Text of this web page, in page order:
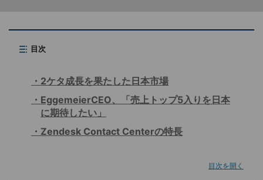
目次
2ケタ成長を果たした日本市場
EggemeierCEO、「売上トップ5入りを日本
に期待したい」
Zendesk Contact Centerの特長
目次を開く